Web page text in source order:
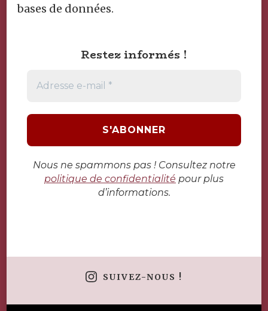
bases de données.
Restez informés !
e-
*
Nous ne spammons pas ! Consultez notre
politique de confidentialité pour plus
d’informations.
SUIVEZ-NOUS !